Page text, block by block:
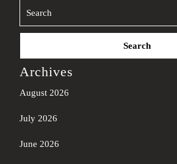
Search
Archives
August 2026
July 2026
June 2026